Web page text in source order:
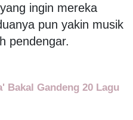
ingin mereka
pun yakin musik
pendengar.
Bakal Gandeng 20 Lagu